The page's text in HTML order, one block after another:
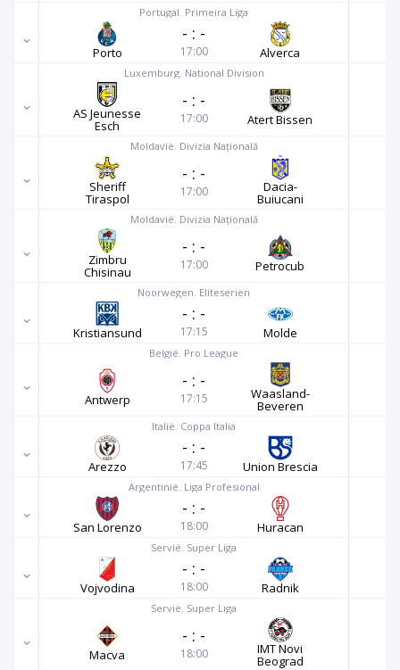
Portugal. Primeira Liga
Porto
- : -
17:00 Alverca
Luxemburg. National Division
AS Jeunesse
Esch
- : -
17:00 Atert Bissen
Moldavië. Divizia Națională
Sheriff
Tiraspol
- : -
17:00 Dacia-
Buiucani
Moldavië. Divizia Națională
Zimbru
Chisinau
- : -
17:00 Petrocub
Noorwegen. Eliteserien
Kristiansund
- : -
17:15 Molde
België. Pro League
Antwerp
- : -
17:15 Waasland-
Beveren
Italië. Coppa Italia
Arezzo
- : -
17:45 Union Brescia
Argentinië. Liga Profesional
San Lorenzo
- : -
18:00 Huracan
Servië. Super Liga
Vojvodina
- : -
18:00 Radnik
Servië. Super Liga
Macva
- : -
18:00 IMT Novi
Beograd